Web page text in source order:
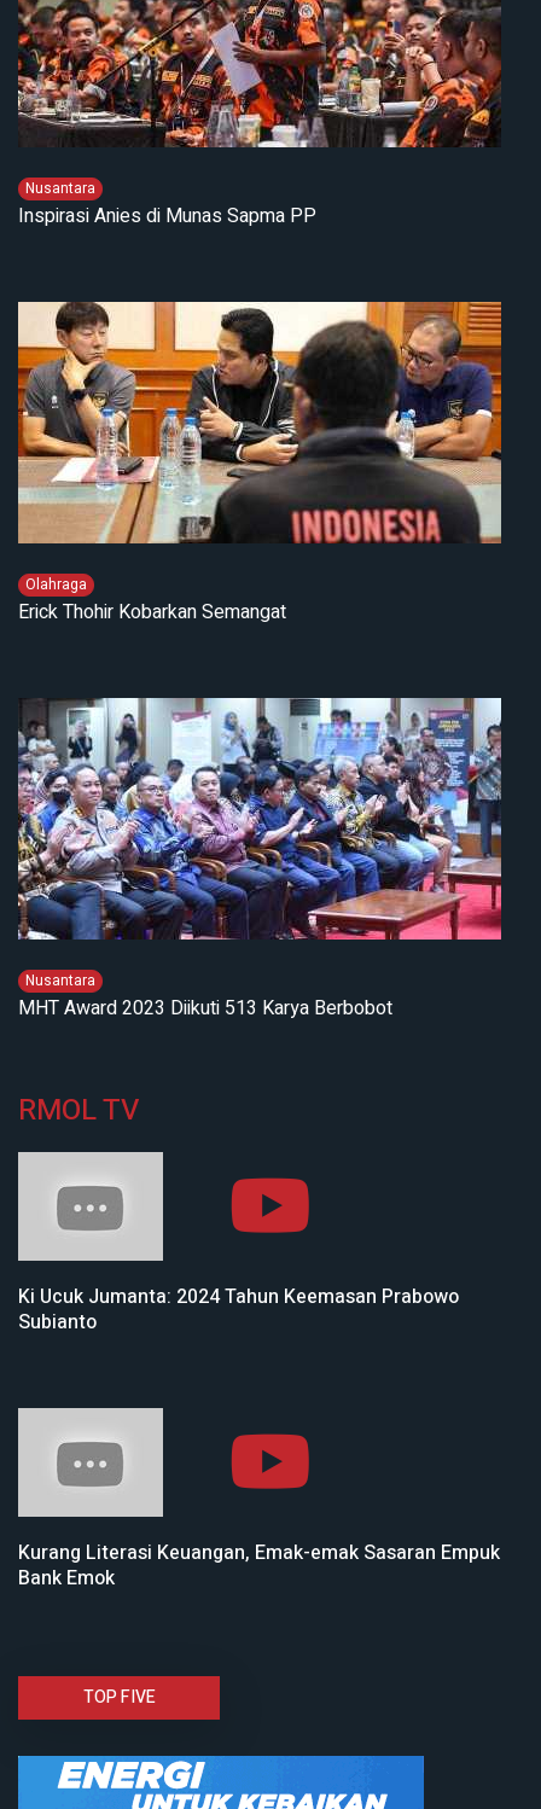
Nusantara
Inspirasi Anies di Munas Sapma PP
Olahraga
Erick Thohir Kobarkan Semangat
Nusantara
MHT Award 2023 Diikuti 513 Karya Berbobot
RMOL TV
Ki Ucuk Jumanta: 2024 Tahun Keemasan Prabowo
Subianto
Kurang Literasi Keuangan, Emak-emak Sasaran Empuk
Bank Emok
TOP FIVE